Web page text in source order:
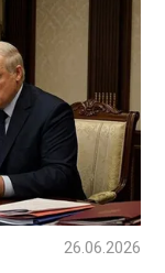
26.06.2026